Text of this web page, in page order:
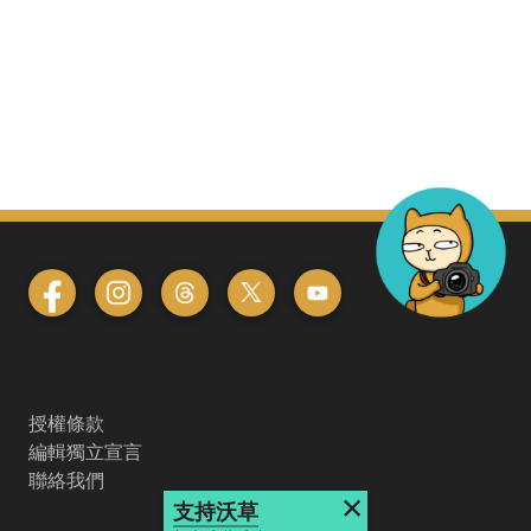
授權條款
編輯獨立宣言
聯絡我們
支持沃草 ×